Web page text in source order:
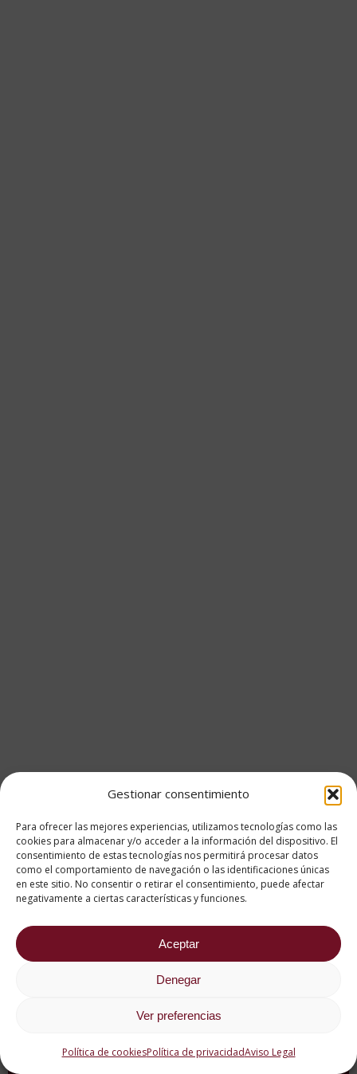
Gestionar consentimiento
Para ofrecer las mejores experiencias, utilizamos tecnologías como las
cookies para almacenar y/o acceder a la información del dispositivo. El
consentimiento de estas tecnologías nos permitirá procesar datos
como el comportamiento de navegación o las identificaciones únicas
en este sitio. No consentir o retirar el consentimiento, puede afectar
negativamente a ciertas características y funciones.
Aceptar
Denegar
Ver preferencias
Política de cookiesPolítica de privacidadAviso Legal